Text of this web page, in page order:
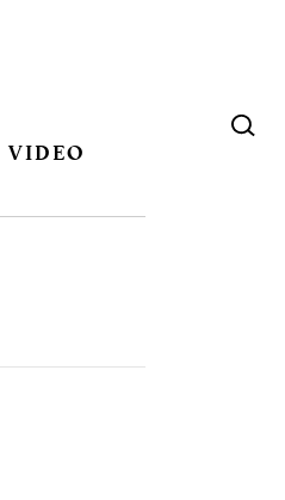
VIDEO